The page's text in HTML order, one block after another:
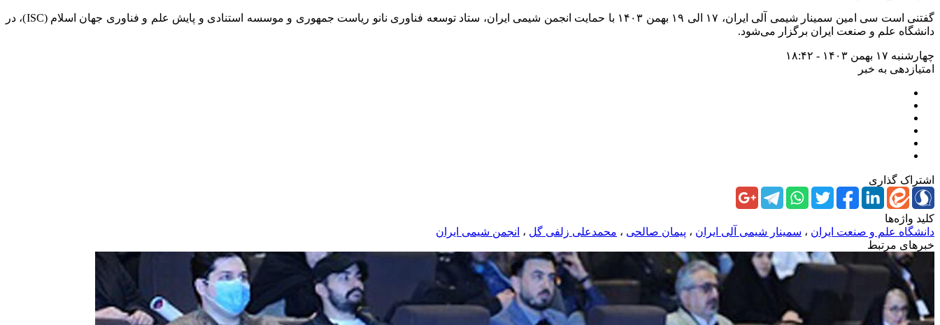
گفتنی است سی امین سمینار شیمی آلی ایران، ۱۷ الی ۱۹ بهمن ۱۴۰۳ با حمایت انجمن شیمی ایران، ستاد توسعه فناوری نانو ریاست جمهوری و موسسه استنادی و پایش علم و فناوری جهان اسلام (ISC)، در
دانشگاه علم و صنعت ایران برگزار می‌شود.
چهارشنبه ۱۷ بهمن ۱۴۰۳ - ۱۸:۴۲
امتیازدهی به خبر
اشتراک گذاری
کلید واژه‌ها
دانشگاه علم و صنعت ایران ، سمینار شیمی آلی ایران ، پیمان صالحی ، محمدعلی زلفی گل ، انجمن شیمی ایران
خبرهای مرتبط